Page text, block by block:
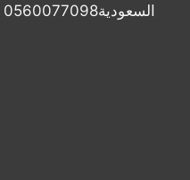
السعودية0560077098 almoayad.law@gmail.com